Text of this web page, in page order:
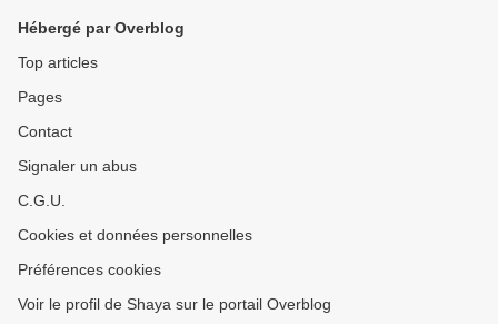
Hébergé par Overblog
Top articles
Pages
Contact
Signaler un abus
C.G.U.
Cookies et données personnelles
Préférences cookies
Voir le profil de Shaya sur le portail Overblog